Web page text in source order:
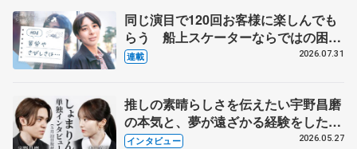
同じ演目で120回お客様に楽しんでも
らう 船上スケーターならではの困難
とは 影響あったPIW前キャプテン松
連載 2026.07.31
推しの素晴らしさを伝えたい宇野昌磨
の本気と、夢が遠ざかる経験をした本
田真凜の覚悟
インタビュー 2026.05.27